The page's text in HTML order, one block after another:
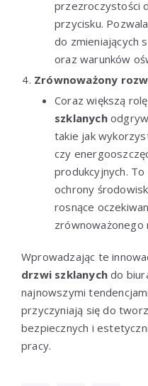
przezroczystości
przycisku.
do zmieniających
oraz warunków
Zrównoważony
Coraz większą
szklanych
takie jak
czy
produkcyjnych.
ochrony
rosnące
zrównoważonego
Wprowadzając te
drzwi szklanych do
najnowszymi
przyczyniają się do
bezpiecznych i
pracy.